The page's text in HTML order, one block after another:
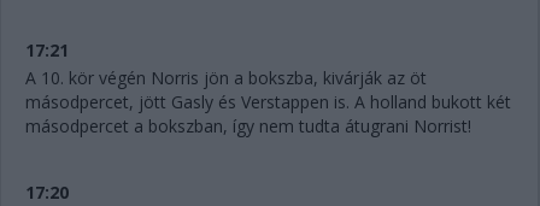
17:21
A 10. kör végén Norris jön a bokszba, kivárják az öt
másodpercet, jött Gasly és Verstappen is. A holland bukott két
másodpercet a bokszban, így nem tudta átugrani Norrist!
17:20